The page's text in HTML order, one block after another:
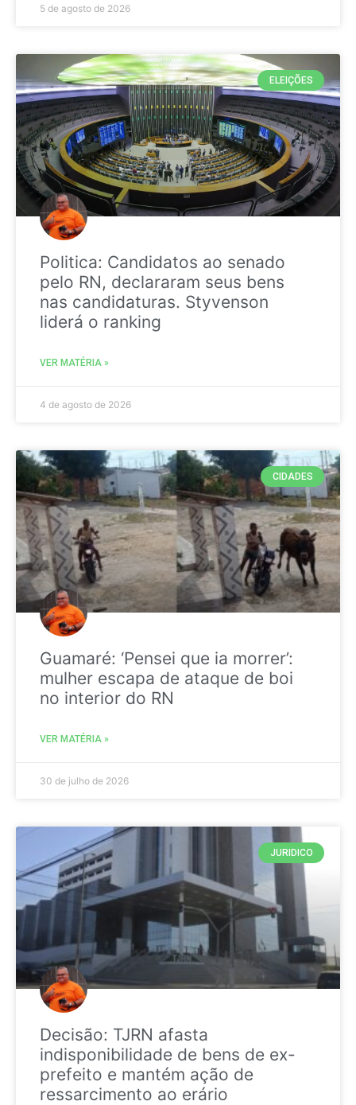
5 de agosto de 2026
ELEIÇÕES
Politica: Candidatos ao senado
pelo RN, declararam seus bens
nas candidaturas. Styvenson
liderá o ranking
VER MATÉRIA »
4 de agosto de 2026
CIDADES
Guamaré: ‘Pensei que ia morrer’:
mulher escapa de ataque de boi
no interior do RN
VER MATÉRIA »
30 de julho de 2026
JURIDICO
Decisão: TJRN afasta
indisponibilidade de bens de ex-
prefeito e mantém ação de
ressarcimento ao erário